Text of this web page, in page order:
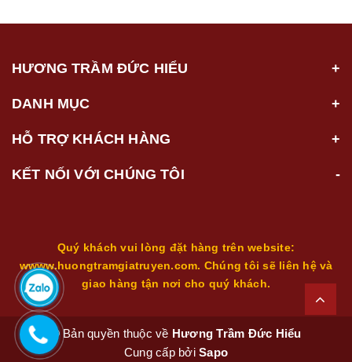
HƯƠNG TRẦM ĐỨC HIỂU
DANH MỤC
HỖ TRỢ KHÁCH HÀNG
KẾT NỐI VỚI CHÚNG TÔI
Quý khách vui lòng đặt hàng trên website:
wwww.huongtramgiatruyen.com. Chúng tôi sẽ liên hệ và
giao hàng tận nơi cho quý khách.
© Bản quyền thuộc về Hương Trầm Đức Hiểu
Cung cấp bởiSapo